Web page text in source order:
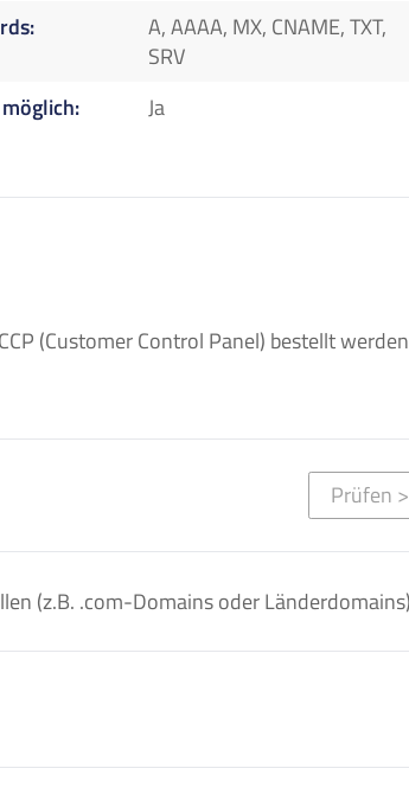
A, AAAA, MX, CNAME, TXT,
SRV
Ja
(Customer Control Panel) bestellt
Prüfen >
(z.B. .com-Domains oder